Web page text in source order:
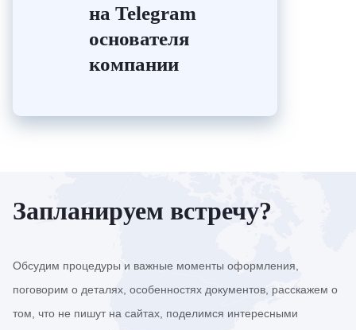
на Telegram
основателя
компании
Запланируем встречу?
Обсудим процедуры и важные моменты оформления,
поговорим о деталях, особенностях документов, расскажем о
том, что не пишут на сайтах, поделимся интересными